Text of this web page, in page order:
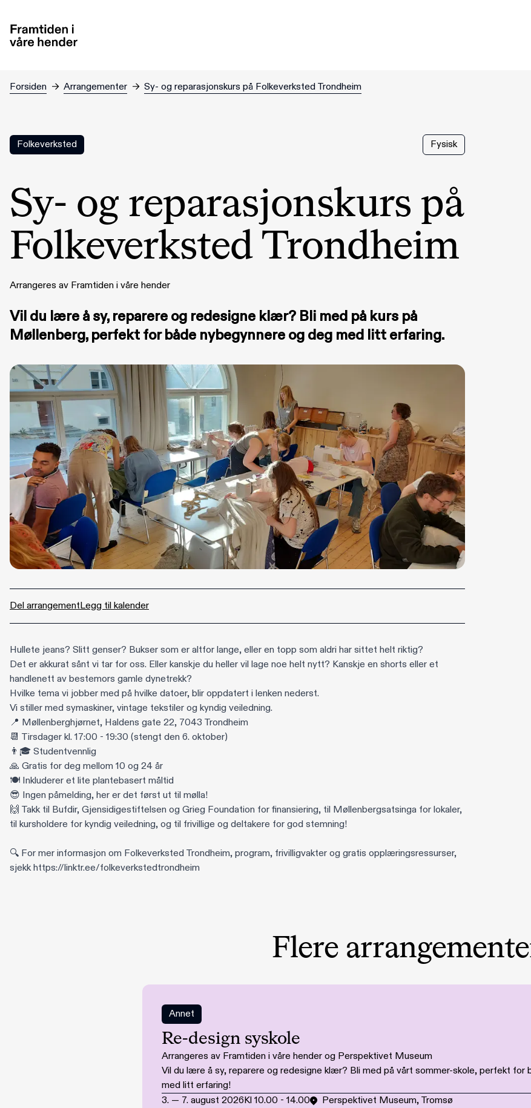
Forsiden → Arrangementer → Sy- og reparasjonskurs på Folkeverksted Trondheim
Folkeverksted Fysisk
Sy- og reparasjonskurs på
Folkeverksted Trondheim
Arrangeres av Framtiden i våre hender
Vil du lære å sy, reparere og redesigne klær? Bli med på kurs på
Møllenberg, perfekt for både nybegynnere og deg med litt erfaring.
Del arrangementLegg til kalender
Hullete jeans? Slitt genser? Bukser som er altfor lange, eller en topp som aldri har sittet helt riktig?
Det er akkurat sånt vi tar for oss. Eller kanskje du heller vil lage noe helt nytt? Kanskje en shorts eller et
handlenett av bestemors gamle dynetrekk?
Hvilke tema vi jobber med på hvilke datoer, blir oppdatert i lenken nederst.
Vi stiller med symaskiner, vintage tekstiler og kyndig veiledning.
📍 Møllenberghjørnet, Haldens gate 22, 7043 Trondheim
📆 Tirsdager kl. 17:00 - 19:30 (stengt den 6. oktober)
👨🎓 Studentvennlig
🙏 Gratis for deg mellom 10 og 24 år
🍽️ Inkluderer et lite plantebasert måltid
😎 Ingen påmelding, her er det først ut til mølla!
🙌 Takk til Bufdir, Gjensidigestiftelsen og Grieg Foundation for finansiering, til Møllenbergsatsinga for lokaler,
til kursholdere for kyndig veiledning, og til frivillige og deltakere for god stemning!
🔍 For mer informasjon om Folkeverksted Trondheim, program, frivilligvakter og gratis opplæringsressurser,
sjekkhttps://linktr.ee/folkeverkstedtrondheim
Flere
Annet
Re-design syskole
Arrangeres av Framtiden i våre hender og Perspektivet Museum
Vil du lære å sy, reparere og redesigne klær? Bli med på vårt sommer-skole, perfekt for
med litt erfaring!
3.— 7. august 2026Kl10.00 - 14.00 Perspektivet Museum, Tromsø